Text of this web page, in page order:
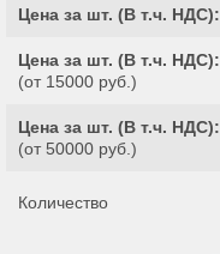
Цена за шт. (В т.ч. НДС):
Цена за шт. (В т.ч. НДС):
(от 15000 руб.)
Цена за шт. (В т.ч. НДС):
(от 50000 руб.)
Количество